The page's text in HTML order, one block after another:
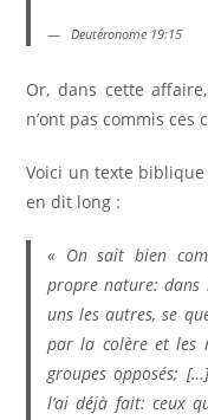
Deutéronome 19:15
Or, dans cette
n’ont pas commis ces
Voici un texte
en dit long :
«On sait bien
propre nature: dans
uns les autres, se
par la colère et les
groupes opposés;
l’ai déjà fait: ceux